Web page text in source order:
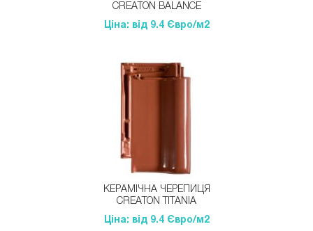
CREATON BALANCE
Ціна: від 9.4 Євро/м2
КЕРАМІЧНА ЧЕРЕПИЦЯ
CREATON ТITANIA
Ціна: від 9.4 Євро/м2